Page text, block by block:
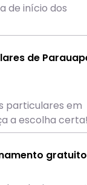
de início dos
de
particulares em
a escolha certa!